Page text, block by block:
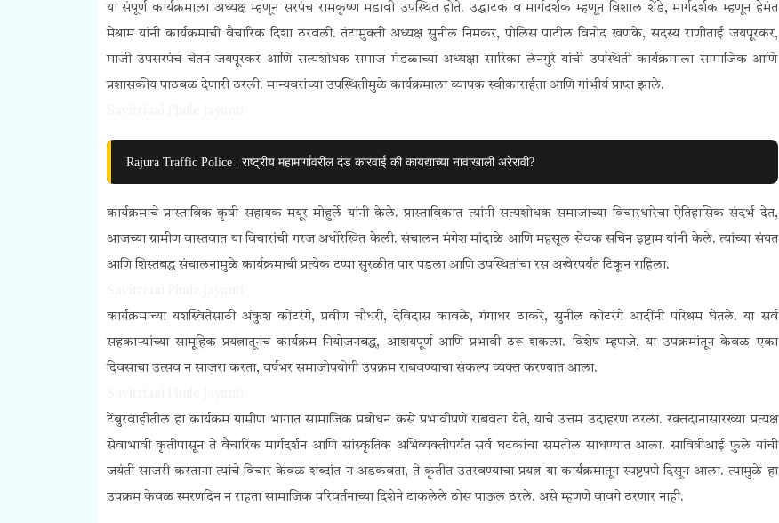
या संपूर्ण कार्यक्रमाला अध्यक्ष म्हणून सरपंच रामकृष्ण मडावी उपस्थित होते. उद्घाटक व मार्गदर्शक म्हणून विशाल शेंडे, मार्गदर्शक म्हणून हेमंत
मेश्राम यांनी कार्यक्रमाची वैचारिक दिशा ठरवली. तंटामुक्ती अध्यक्ष सुनील निमकर, पोलिस पाटील विनोद खणके, सदस्य राणीताई जयपूरकर,
माजी उपसरपंच चेतन जयपूरकर आणि सत्यशोधक समाज मंडळाच्या अध्यक्षा सारिका लेनगुरे यांची उपस्थिती कार्यक्रमाला सामाजिक आणि
प्रशासकीय पाठबळ देणारी ठरली. मान्यवरांच्या उपस्थितीमुळे कार्यक्रमाला व्यापक स्वीकारार्हता आणि गांभीर्य प्राप्त झाले.
Rajura Traffic Police | राष्ट्रीय महामार्गावरील दंड कारवाई की कायद्याच्या नावाखाली अरेरावी?
कार्यक्रमाचे प्रास्ताविक कृषी सहायक मयूर मोहुर्ले यांनी केले. प्रास्ताविकात त्यांनी सत्यशोधक समाजाच्या विचारधारेचा ऐतिहासिक संदर्भ देत,
आजच्या ग्रामीण वास्तवात या विचारांची गरज अधोरेखित केली. संचालन मंगेश मांदाळे आणि महसूल सेवक सचिन इष्टाम यांनी केले. त्यांच्या संयत
आणि शिस्तबद्ध संचालनामुळे कार्यक्रमाची प्रत्येक टप्पा सुरळीत पार पडला आणि उपस्थितांचा रस अखेरपर्यंत टिकून राहिला.
कार्यक्रमाच्या यशस्वितेसाठी अंकुश कोटरंगे, प्रवीण चौधरी, देविदास कावळे, गंगाधर ठाकरे, सुनील कोटरंगे आदींनी परिश्रम घेतले. या सर्व
सहकाऱ्यांच्या सामूहिक प्रयत्नातूनच कार्यक्रम नियोजनबद्ध, आशयपूर्ण आणि प्रभावी ठरू शकला. विशेष म्हणजे, या उपक्रमांतून केवळ एका
दिवसाचा उत्सव न साजरा करता, वर्षभर समाजोपयोगी उपक्रम राबवण्याचा संकल्प व्यक्त करण्यात आला.
टेंबुरवाहीतील हा कार्यक्रम ग्रामीण भागात सामाजिक प्रबोधन कसे प्रभावीपणे राबवता येते, याचे उत्तम उदाहरण ठरला. रक्तदानासारख्या प्रत्यक्ष
सेवाभावी कृतीपासून ते वैचारिक मार्गदर्शन आणि सांस्कृतिक अभिव्यक्तीपर्यंत सर्व घटकांचा समतोल साधण्यात आला. सावित्रीआई फुले यांची
जयंती साजरी करताना त्यांचे विचार केवळ शब्दांत न अडकवता, ते कृतीत उतरवण्याचा प्रयत्न या कार्यक्रमातून स्पष्टपणे दिसून आला. त्यामुळे हा
उपक्रम केवळ स्मरणदिन न राहता सामाजिक परिवर्तनाच्या दिशेने टाकलेले ठोस पाऊल ठरले, असे म्हणणे वावगे ठरणार नाही.